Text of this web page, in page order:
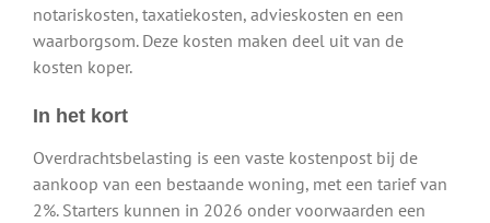
notariskosten, taxatiekosten, advieskosten en een
waarborgsom. Deze kosten maken deel uit van de
kosten koper.
In het kort
Overdrachtsbelasting is een vaste kostenpost bij de
aankoop van een bestaande woning, met een tarief van
2%. Starters kunnen in 2026 onder voorwaarden een